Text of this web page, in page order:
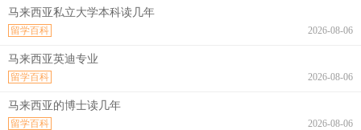
马来西亚私立大学本科读几年
2026-08-06
留学百科
马来西亚英迪专业
2026-08-06
留学百科
马来西亚的博士读几年
2026-08-06
留学百科